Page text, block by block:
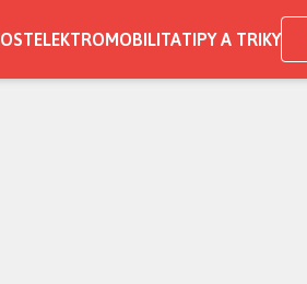
ELEKTROMOBILITATIPY A TRIKY